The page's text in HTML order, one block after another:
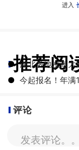
进入
推荐阅
● 湖北多地发布大
● 今起报名！年满
评论
发表评论。。